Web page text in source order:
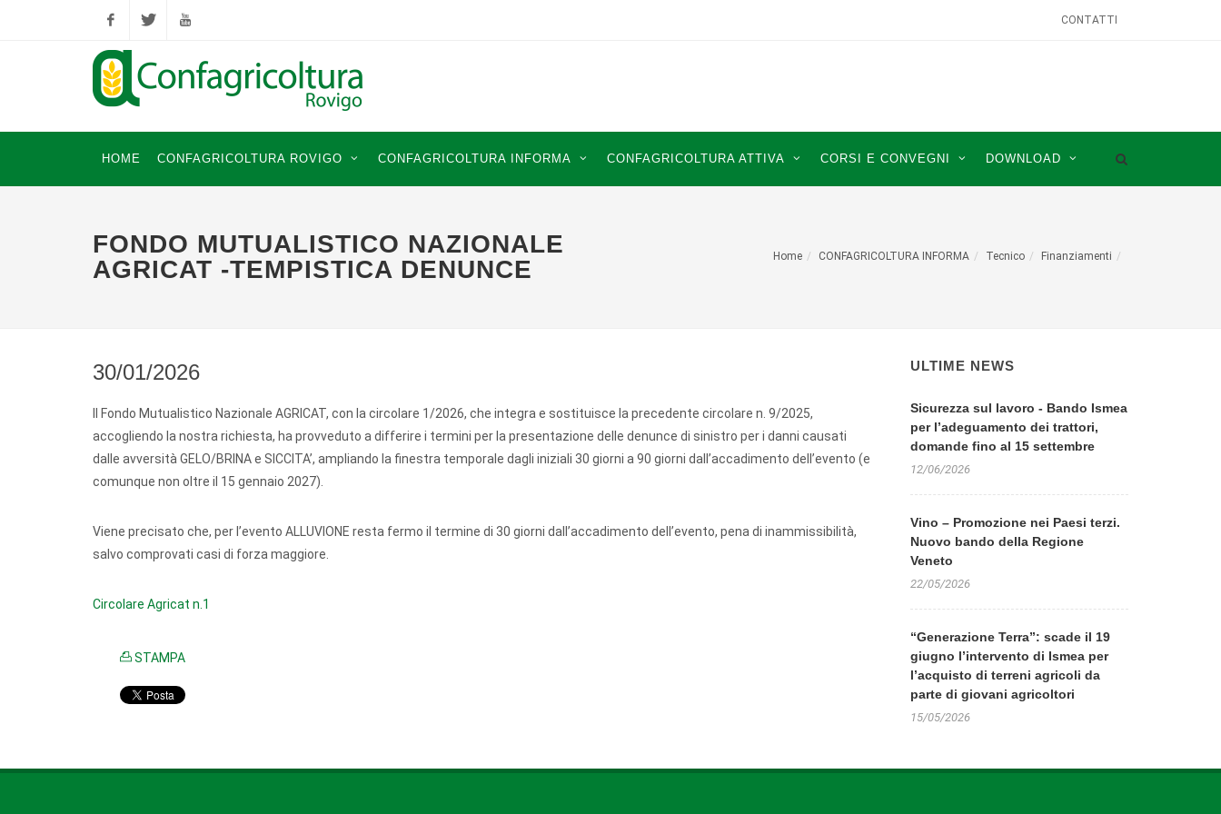
FacebookTwitter YouTube
CONTATTI
HOME CONFAGRICOLTURA ROVIGO CONFAGRICOLTURA INFORMA CONFAGRICOLTURA ATTIVA CORSI E CONVEGNI DOWNLOAD
FONDO MUTUALISTICO NAZIONALE
AGRICAT -TEMPISTICA DENUNCE
Home CONFAGRICOLTURA INFORMA Tecnico Finanziamenti
30/01/2026
Il Fondo Mutualistico Nazionale AGRICAT, con la circolare 1/2026, che integra e sostituisce la precedente circolare n. 9/2025,
accogliendo la nostra richiesta, ha provveduto a differire i termini per la presentazione delle denunce di sinistro per i danni causati
dalle avversità GELO/BRINA e SICCITA’, ampliando la finestra temporale dagli iniziali 30 giorni a 90 giorni dall’accadimento dell’evento (e
comunque non oltre il 15 gennaio 2027).
Viene precisato che, per l’evento ALLUVIONE resta fermo il termine di 30 giorni dall’accadimento dell’evento, pena di inammissibilità,
salvo comprovati casi di forza maggiore.
Circolare Agricat n.1
STAMPA
ULTIME NEWS
Sicurezza sul lavoro - Bando Ismea
per l’adeguamento dei trattori,
domande fino al 15 settembre
12/06/2026
Vino – Promozione nei Paesi terzi.
Nuovo bando della Regione
Veneto
22/05/2026
“Generazione Terra”: scade il 19
giugno l’intervento di Ismea per
l’acquisto di terreni agricoli da
parte di giovani agricoltori
15/05/2026